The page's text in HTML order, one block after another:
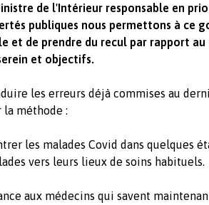
de l'Intérieur responsable en
publiques nous permettons à ce
et de prendre du recul par rapport
et objectifs.
les erreurs déjà commises au
la méthode :
les malades Covid dans quelques
vers leurs lieux de soins habituels.
aux médecins qui savent